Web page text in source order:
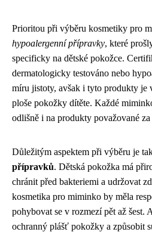
Prioritou při výběru kosmetiky pro
hypoalergenní přípravky, které
specificky na dětské pokožce.
dermatologicky testováno nebo
míru jistoty, avšak i tyto produkty je
ploše pokožky dítěte. Každé
odlišně i na produkty považované za
Důležitým aspektem při výběru je
přípravků. Dětská pokožka má
chránit před bakteriemi a udržovat
kosmetika pro miminko by měla
pohybovat se v rozmezí pět až
ochranný plášť pokožky a způsobit